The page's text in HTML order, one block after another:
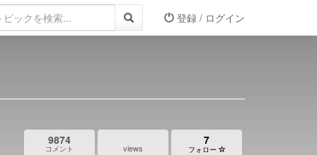
登録 / ログイン
9874
コメント views
7
フォロー